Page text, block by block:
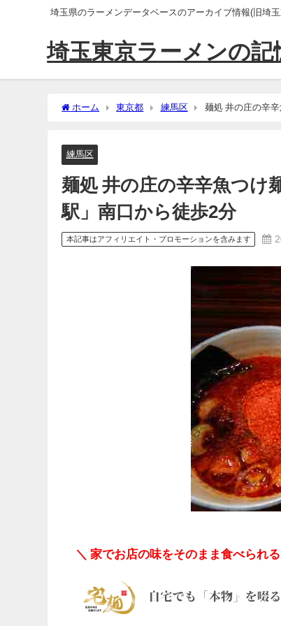
埼玉県のラーメンデータベースのアーカイブ情報(旧埼
埼玉東京ラーメンの記
ホーム 東京都 練馬区 麺処 井の庄の辛
練馬区
麺処 井の庄の辛辛魚つ
駅」南口から徒歩2分
本記事はアフィリエイト・プロモーションを含みます
＼ 家でお店の味をそのまま食べられ